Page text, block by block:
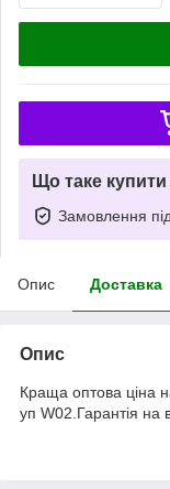
Що таке
Замовлення
Опис Доставка
Опис
Краща оптова ціна
уп W02.Гарантія на